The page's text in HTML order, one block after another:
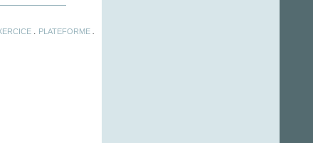
. PLATEFORME.